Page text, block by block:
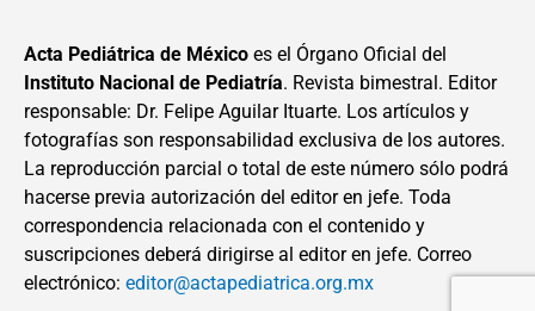
Acta Pediátrica de México es el Órgano Oficial del
Instituto Nacional de Pediatría. Revista bimestral. Editor
responsable: Dr. Felipe Aguilar Ituarte. Los artículos y
fotografías son responsabilidad exclusiva de los autores.
La reproducción parcial o total de este número sólo podrá
hacerse previa autorización del editor en jefe. Toda
correspondencia relacionada con el contenido y
suscripciones deberá dirigirse al editor en jefe. Correo
electrónico: editor@actapediatrica.org.mx